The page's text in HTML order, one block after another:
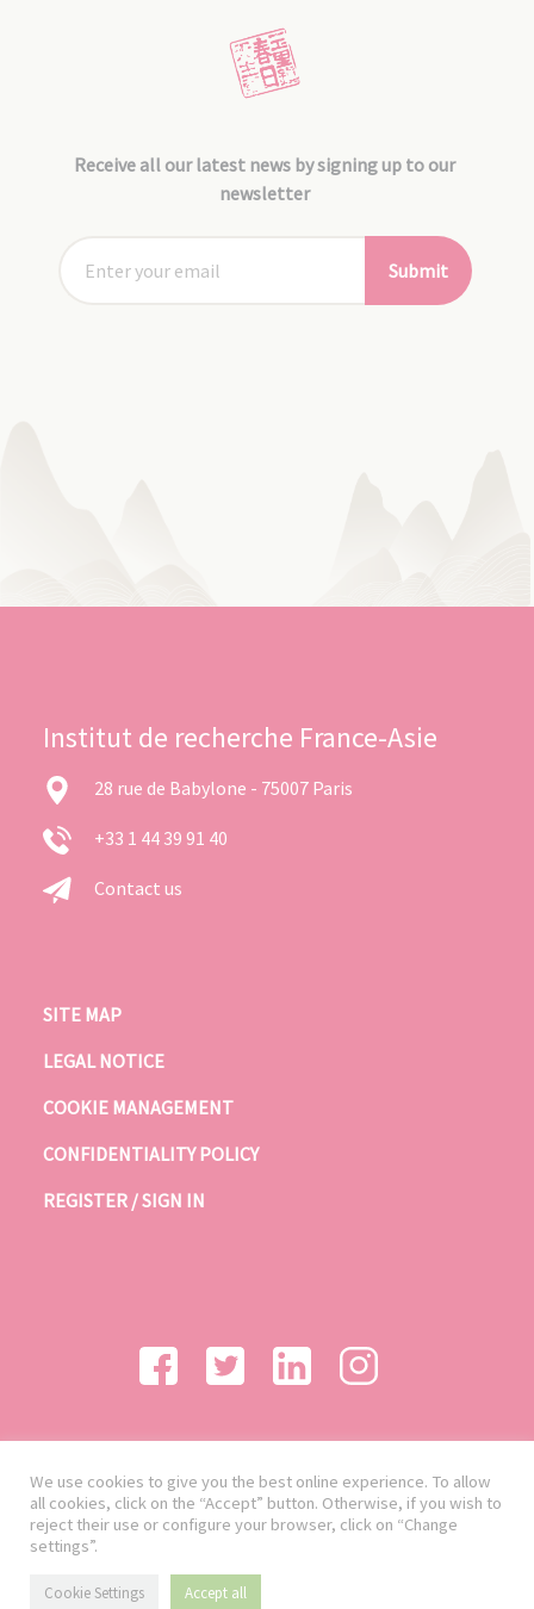
Receive all our latest news by signing up to our
newsletter
Submit
Institut de recherche France-Asie
28 rue de Babylone - 75007 Paris
+33 1 44 39 91 40
Contact us
SITE MAP
LEGAL NOTICE
COOKIE MANAGEMENT
CONFIDENTIALITY POLICY
REGISTER / SIGN IN
We use cookies to give you the best online experience. To allow
all cookies, click on the “Accept” button. Otherwise, if you wish to
reject their use or configure your browser, click on “Change
settings”.
Cookie Settings Accept all